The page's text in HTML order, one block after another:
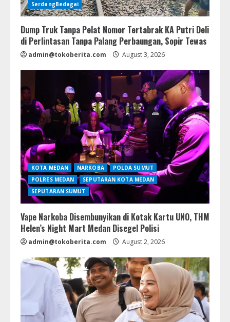
SerdangBedagai
Dump Truk Tanpa Pelat Nomor Tertabrak KA Putri Deli
di Perlintasan Tanpa Palang Perbaungan, Sopir Tewas
admin@tokoberita.com August 3, 2026
KOTA MEDAN NARKOBA
POLDA SUMUT
POLRES MEDAN
SEPUTARAN KOTA MEDAN
SEPUTARAN SUMUT
Vape Narkoba Disembunyikan di Kotak Kartu UNO, THM
Helen’s Night Mart Medan Disegel Polisi
admin@tokoberita.com August 2, 2026